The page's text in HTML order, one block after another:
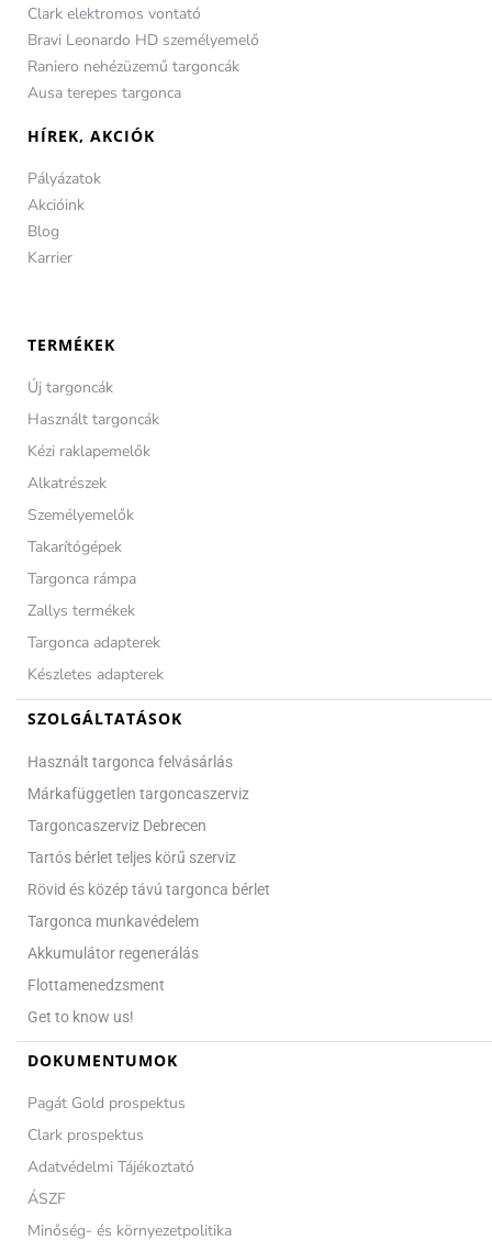
Clark elektromos vontató
Bravi Leonardo HD személyemelő
Raniero nehézüzemű targoncák
Ausa terepes targonca
HÍREK, AKCIÓK
Pályázatok
Akcióink
Blog
Karrier
TERMÉKEK
Új targoncák
Használt targoncák
Kézi raklapemelők
Alkatrészek
Személyemelők
Takarítógépek
Targonca rámpa
Zallys termékek
Targonca adapterek
Készletes adapterek
SZOLGÁLTATÁSOK
Használt targonca felvásárlás
Márkafüggetlen targoncaszerviz
Targoncaszerviz Debrecen
Tartós bérlet teljes körű szerviz
Rövid és közép távú targonca bérlet
Targonca munkavédelem
Akkumulátor regenerálás
Flottamenedzsment
Get to know us!
DOKUMENTUMOK
Pagát Gold prospektus
Clark prospektus
Adatvédelmi Tájékoztató
ÁSZF
Minőség- és környezetpolitika